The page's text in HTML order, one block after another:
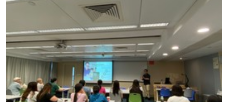
表格後，請連同報名費/學費以及所需證明文件親
往報名中心或以郵遞方式遞交。
報讀同一學歷頒授課程內其他單元
​學院為學歷頒授課程特設「註冊及學費通知」，適
用於一般學歷頒授課程。